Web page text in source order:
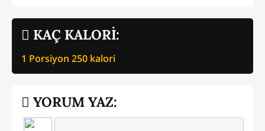
KAÇ KALORİ:
1 Porsiyon 250 kalori
YORUM YAZ: